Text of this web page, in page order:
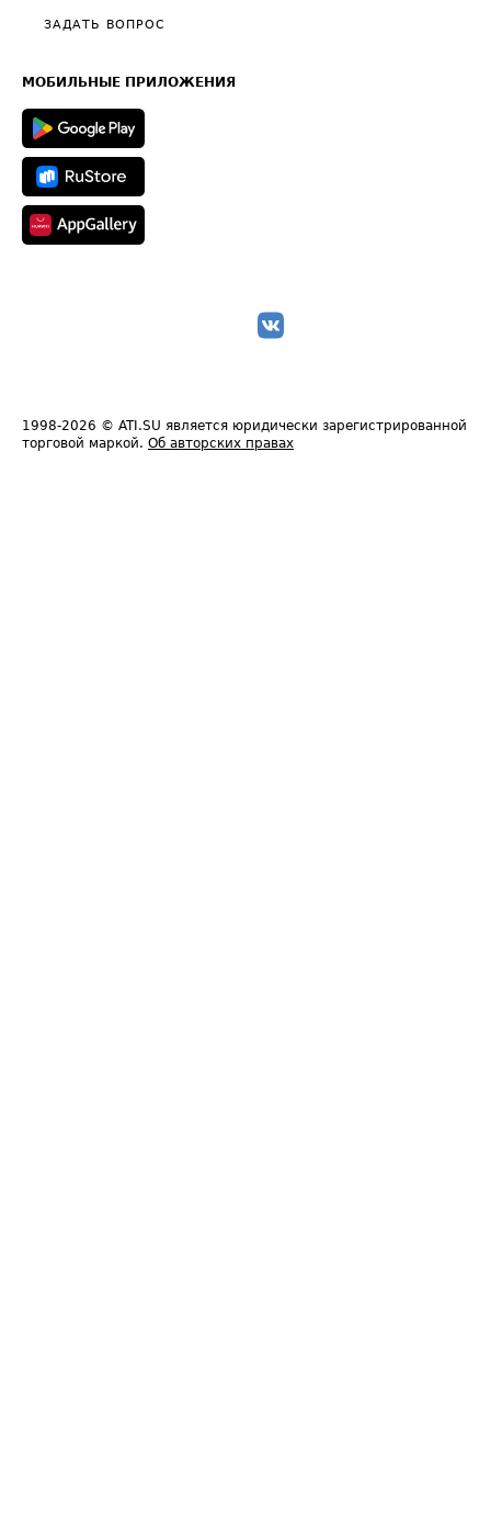
Общие положения
Полезное по перевозкам
Техническая информация
ЗАДАТЬ ВОПРОС
МОБИЛЬНЫЕ ПРИЛОЖЕНИЯ
1998-2026 © ATI.SU является юридически зарегистрированной
торговой маркой. Об авторских правах